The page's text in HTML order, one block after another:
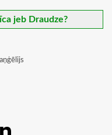
jeb Draudze?